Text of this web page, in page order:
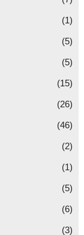
(1)
(5)
(5)
(15)
(26)
(46)
(2)
(1)
(5)
(6)
(3)